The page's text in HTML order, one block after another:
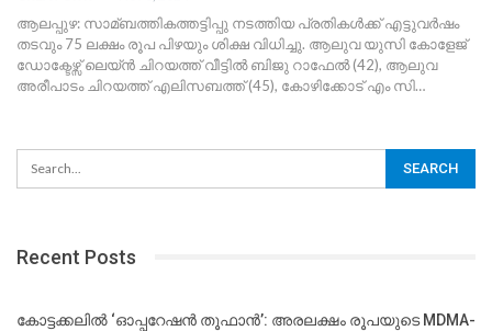
ആലപ്പുഴ: സാമ്ബത്തികത്തട്ടിപ്പു നടത്തിയ പ്രതികള്‍ക്ക് എട്ടുവർഷം
തടവും 75 ലക്ഷം രൂപ പിഴയും ശിക്ഷ വിധിച്ചു. ആലുവ യുസി കോളേജ്
ഡോക്ടേഴ്സ് ലെയ്ൻ ചിറയത്ത് വീട്ടില്‍ ബിജു റാഫേല്‍ (42), ആലുവ
അരീപാടം ചിറയത്ത് എലിസബത്ത് (45), കോഴിക്കോട് എം സി…
Recent Posts
കോട്ടക്കലിൽ ‘ഓപ്പറേഷൻ തൂഫാൻ’: അരലക്ഷം രൂപയുടെ MDMA-